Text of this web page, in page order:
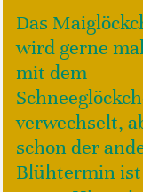
Das
wird gerne
mit dem
verwechselt,
schon der
Blühtermin